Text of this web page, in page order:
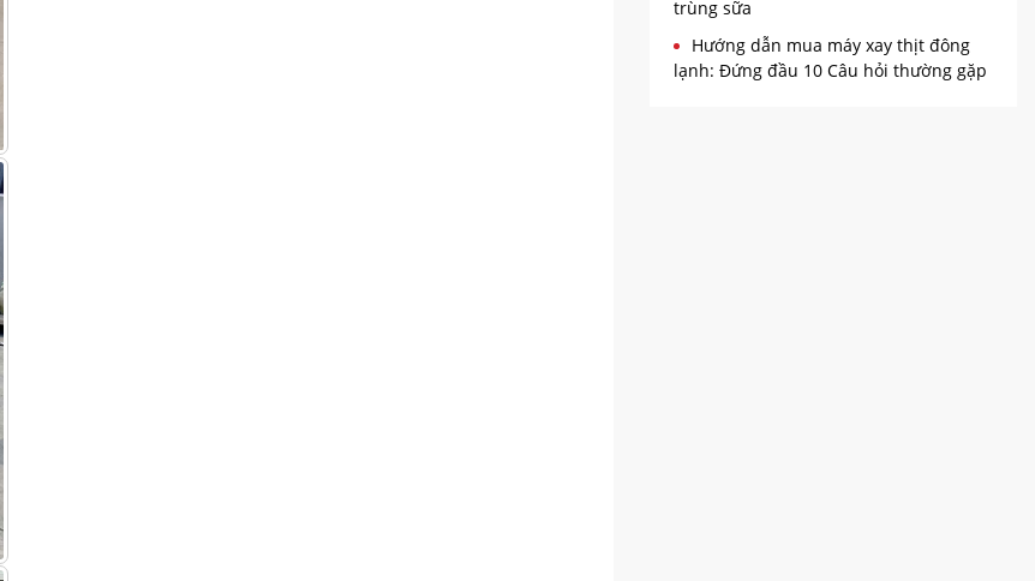
trùng sữa
Hướng dẫn mua máy xay thịt đông
lạnh: Đứng đầu 10 Câu hỏi thường gặp